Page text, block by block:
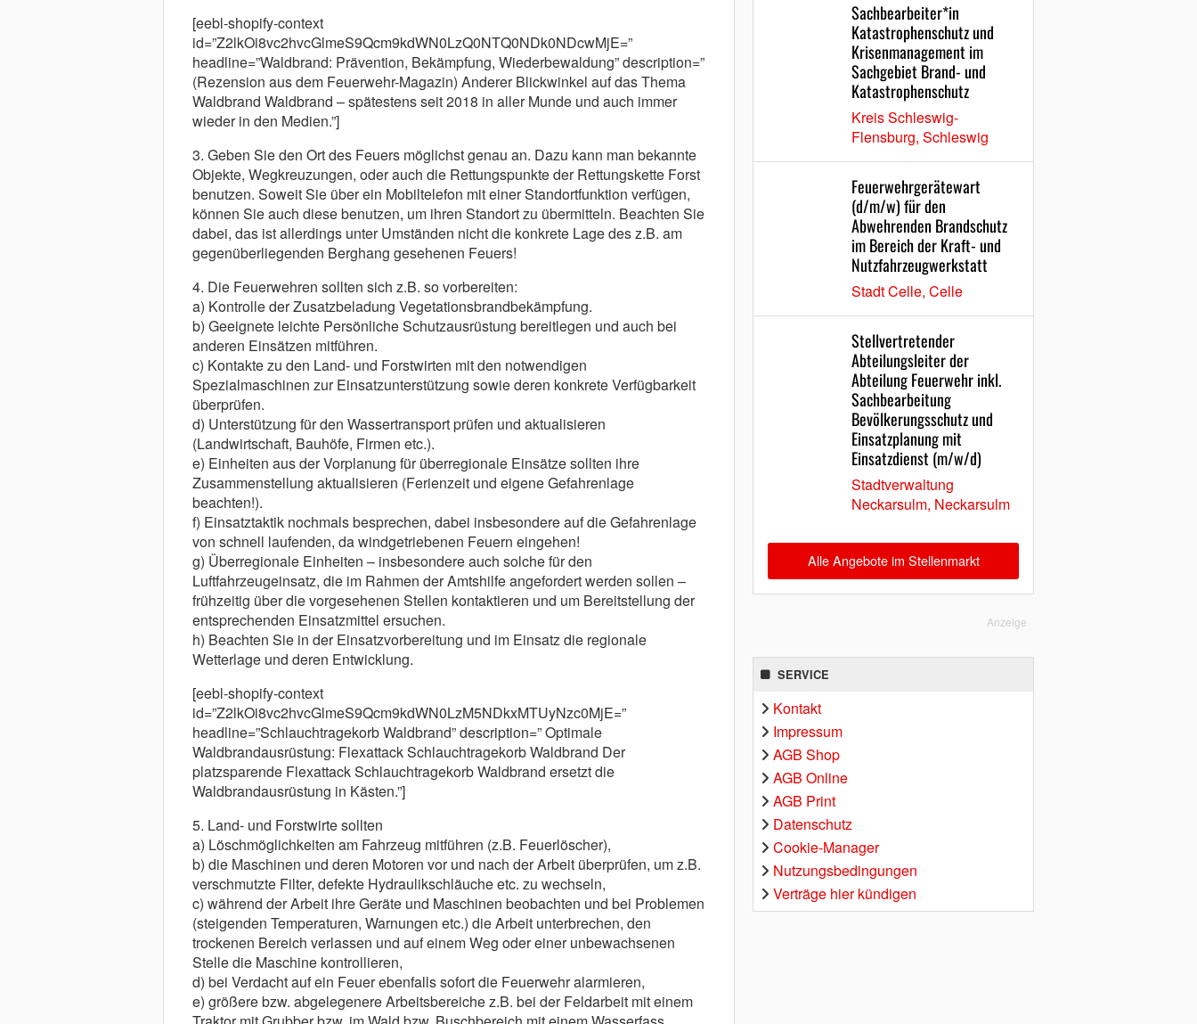
[eebl-shopify-context
id=”Z2lkOi8vc2hvcGlmeS9Qcm9kdWN0LzQ0NTQ0NDk0NDcwMjE=”
headline=”Waldbrand: Prävention, Bekämpfung, Wiederbewaldung” description=”
(Rezension aus dem Feuerwehr-Magazin) Anderer Blickwinkel auf das Thema
Waldbrand Waldbrand – spätestens seit 2018 in aller Munde und auch immer
wieder in den Medien.”]
3. Geben Sie den Ort des Feuers möglichst genau an. Dazu kann man bekannte
Objekte, Wegkreuzungen, oder auch die Rettungspunkte der Rettungskette Forst
benutzen. Soweit Sie über ein Mobiltelefon mit einer Standortfunktion verfügen,
können Sie auch diese benutzen, um ihren Standort zu übermitteln. Beachten Sie
dabei, das ist allerdings unter Umständen nicht die konkrete Lage des z.B. am
gegenüberliegenden Berghang gesehenen Feuers!
4. Die Feuerwehren sollten sich z.B. so vorbereiten:
a) Kontrolle der Zusatzbeladung Vegetationsbrandbekämpfung.
b) Geeignete leichte Persönliche Schutzausrüstung bereitlegen und auch bei
anderen Einsätzen mitführen.
c) Kontakte zu den Land- und Forstwirten mit den notwendigen
Spezialmaschinen zur Einsatzunterstützung sowie deren konkrete Verfügbarkeit
überprüfen.
d) Unterstützung für den Wassertransport prüfen und aktualisieren
(Landwirtschaft, Bauhöfe, Firmen etc.).
e) Einheiten aus der Vorplanung für überregionale Einsätze sollten ihre
Zusammenstellung aktualisieren (Ferienzeit und eigene Gefahrenlage
beachten!).
f) Einsatztaktik nochmals besprechen, dabei insbesondere auf die Gefahrenlage
von schnell laufenden, da windgetriebenen Feuern eingehen!
g) Überregionale Einheiten – insbesondere auch solche für den
Luftfahrzeugeinsatz, die im Rahmen der Amtshilfe angefordert werden sollen –
frühzeitig über die vorgesehenen Stellen kontaktieren und um Bereitstellung der
entsprechenden Einsatzmittel ersuchen.
h) Beachten Sie in der Einsatzvorbereitung und im Einsatz die regionale
Wetterlage und deren Entwicklung.
[eebl-shopify-context
id=”Z2lkOi8vc2hvcGlmeS9Qcm9kdWN0LzM5NDkxMTUyNzc0MjE=”
headline=”Schlauchtragekorb Waldbrand” description=” Optimale
Waldbrandausrüstung: Flexattack Schlauchtragekorb Waldbrand Der
platzsparende Flexattack Schlauchtragekorb Waldbrand ersetzt die
Waldbrandausrüstung in Kästen.”]
5. Land- und Forstwirte sollten
a) Löschmöglichkeiten am Fahrzeug mitführen (z.B. Feuerlöscher),
b) die Maschinen und deren Motoren vor und nach der Arbeit überprüfen, um z.B.
verschmutzte Filter, defekte Hydraulikschläuche etc. zu wechseln,
c) während der Arbeit ihre Geräte und Maschinen beobachten und bei Problemen
(steigenden Temperaturen, Warnungen etc.) die Arbeit unterbrechen, den
trockenen Bereich verlassen und auf einem Weg oder einer unbewachsenen
Stelle die Maschine kontrollieren,
d) bei Verdacht auf ein Feuer ebenfalls sofort die Feuerwehr alarmieren,
e) größere bzw. abgelegenere Arbeitsbereiche z.B. bei der Feldarbeit mit einem
Sachbearbeiter*in
Katastrophenschutz und
Krisenmanagement im
Sachgebiet Brand- und
Katastrophenschutz
Kreis Schleswig-
Flensburg, Schleswig
Feuerwehrgerätewart
(d/m/w) für den
Abwehrenden Brandschutz
im Bereich der Kraft- und
Nutzfahrzeugwerkstatt
Stadt Celle, Celle
Stellvertretender
Abteilungsleiter der
Abteilung Feuerwehr inkl.
Sachbearbeitung
Bevölkerungsschutz und
Einsatzplanung mit
Einsatzdienst (m/w/d)
Stadtverwaltung
Neckarsulm, Neckarsulm
Alle Angebote im Stellenmarkt
Anzeige
SERVICE
Kontakt
Impressum
AGB Shop
AGB Online
AGB Print
Datenschutz
Cookie-Manager
Nutzungsbedingungen
Verträge hier kündigen